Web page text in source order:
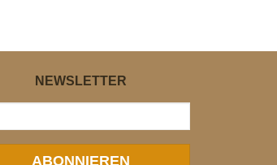
NEWSLETTER
ABONNIEREN